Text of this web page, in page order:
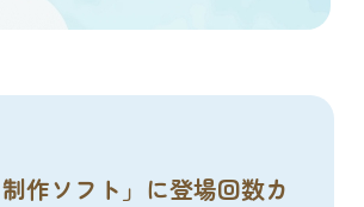
制作ソフト」に登場回数カ